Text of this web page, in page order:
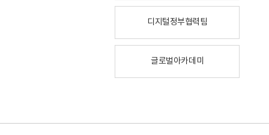
디지털정부협력팀
글로벌아카데미